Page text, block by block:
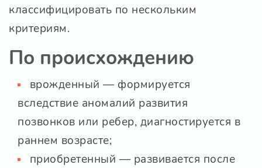
классифицировать по нескольким
критериям.
По происхождению
врожденный — формируется
вследствие аномалий развития
позвонков или ребер, диагностируется в
раннем возрасте;
приобретенный — развивается после